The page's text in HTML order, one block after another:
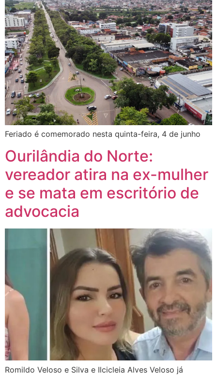
Feriado é comemorado nesta quinta-feira, 4 de junho
Ourilândia do Norte:
vereador atira na ex-mulher
e se mata em escritório de
advocacia
Romildo Veloso e Silva e Ilcicleia Alves Veloso já